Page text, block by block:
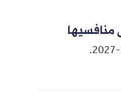
منافسيها